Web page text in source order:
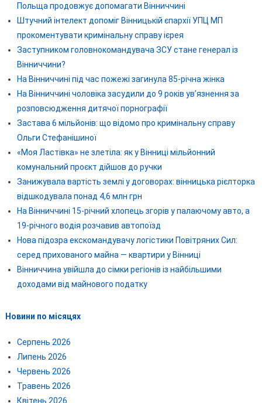
Польща продовжує допомагати Вінниччині
Штучний інтелект допоміг Вінницькій єпархії УПЦ МП
прокоментувати кримінальну справу ієрея
Заступником головнокомандувача ЗСУ стане генерал із
Вінниччини?
На Вінниччині під час пожежі загинула 85-річна жінка
На Вінниччині чоловіка засудили до 9 років ув’язнення за
розповсюдження дитячої порнографії
Застава 6 мільйонів: що відомо про кримінальну справу
Ольги Стефанішиної
«Моя Ластівка» не злетіла: як у Вінниці мільйонний
комунальний проєкт дійшов до ручки
Занижувала вартість землі у договорах: вінницька рієлторка
відшкодувала понад 4,6 млн грн
На Вінниччині 15-річний хлопець згорів у палаючому авто, а
19-річного водія розчавив автопоїзд
Нова підозра екскомандувачу логістики Повітряних Сил:
серед прихованого майна — квартири у Вінниці
Вінниччина увійшла до сімки регіонів із найбільшими
доходами від майнового податку
Новини по місяцях
Серпень 2026
Липень 2026
Червень 2026
Травень 2026
Квітень 2026